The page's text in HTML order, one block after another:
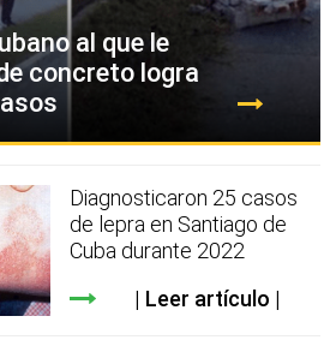
al que le
concreto logra
Diagnosticaron 25 casos
de lepra en Santiago de
Cuba durante 2022
Leer artículo